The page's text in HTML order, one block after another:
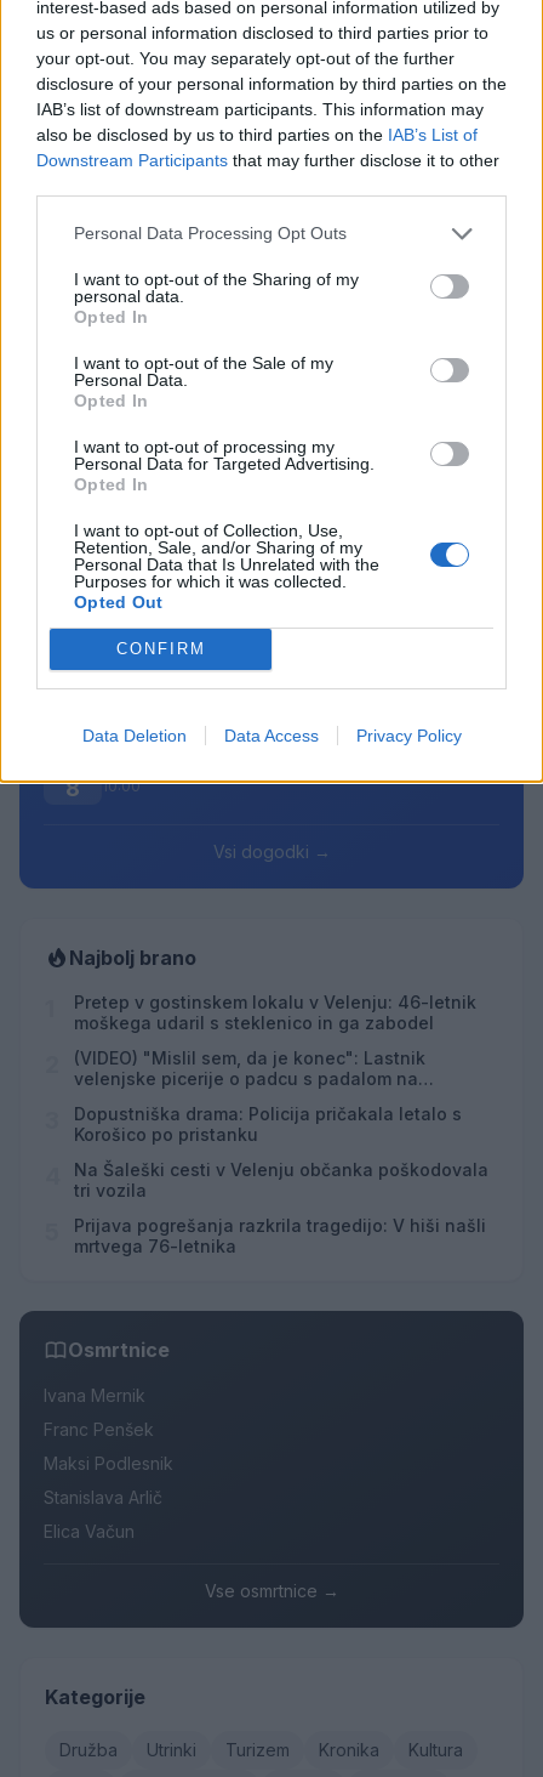
interest-based ads based on personal information utilized by
us or personal information disclosed to third parties prior to
your opt-out. You may separately opt-out of the further
disclosure of your personal information by third parties on the
IAB’s list of downstream participants. This information may
also be disclosed by us to third parties on the IAB’s List of
Downstream Participants that may further disclose it to other
Personal Data Processing Opt Outs
I want to opt-out of the Sharing of my
personal data.
Opted In
I want to opt-out of the Sale of my
Personal Data.
Opted In
I want to opt-out of processing my
Personal Data for Targeted Advertising.
Opted In
I want to opt-out of Collection, Use,
Retention, Sale, and/or Sharing of my
Personal Data that Is Unrelated with the
Purposes for which it was collected.
Opted Out
CONFIRM
Data Deletion Data Access Privacy Policy
Sinoči, nekaj pred 23. uro, smo bili obveščeni, da
gori starejša nenaseljena stanovanjska hiša v
Mislinjski Dobravi. Ogenj je objekt v celoti uničil.
Kriminalisti ogled kraja požara opravljajo danes.
Opozorilo:Po 297. členu Kazenskega zakonika je
posameznik kazensko odgovoren za javno spodbujanje
rasističnimi, diskriminatornimi ali nezakonitimi vsebinami
bodo odstranjeni.
Failed to fetch
Prihajajoči dogodki
AVG
7
Pesem kita grbavca
18:00
Smrt Robina Hooda
20:30
8 10:00
Vsi dogodki →
Najbolj brano
Pretep v gostinskem lokalu v Velenju: 46-letnik
moškega udaril s steklenico in ga zabodel
(VIDEO) "Mislil sem, da je konec": Lastnik
velenjske picerije o padcu s padalom na
Dopustniška drama: Policija pričakala letalo s
Korošico po pristanku
Na Šaleški cesti v Velenju občanka poškodovala
tri vozila
Prijava pogrešanja razkrila tragedijo: V hiši našli
mrtvega 76-letnika
Osmrtnice
Ivana Mernik
Franc Penšek
Maksi Podlesnik
Stanislava Arlič
Elica Vačun
Vse osmrtnice →
Kategorije
Družba Utrinki Turizem Kronika
Kultura